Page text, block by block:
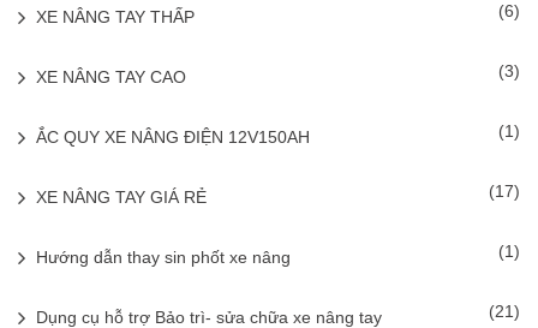
XE NÂNG TAY THẤP (6)
XE NÂNG TAY CAO (3)
ẮC QUY XE NÂNG ĐIỆN 12V150AH (1)
XE NÂNG TAY GIÁ RẺ (17)
Hướng dẫn thay sin phốt xe nâng (1)
Dụng cụ hỗ trợ Bảo trì- sửa chữa xe nâng tay (21)